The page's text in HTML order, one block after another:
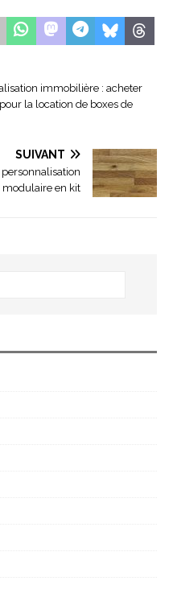
immobilière : acheter
la location de boxes de
SUIVANT
modulaire en kit